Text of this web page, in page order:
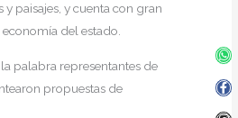
paisajes, y cuenta con gran
del estado.
palabra representantes de
propuestas de
f